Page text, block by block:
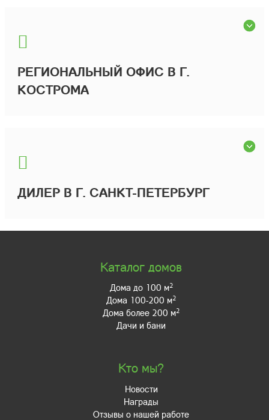
РЕГИОНАЛЬНЫЙ ОФИС В Г.
КОСТРОМА
ДИЛЕР В Г. САНКТ-ПЕТЕРБУРГ
Каталог домов
Дома до 100 м2
Дома 100-200 м2
Дома более 200 м2
Дачи и бани
Кто мы?
Новости
Награды
Отзывы о нашей работе